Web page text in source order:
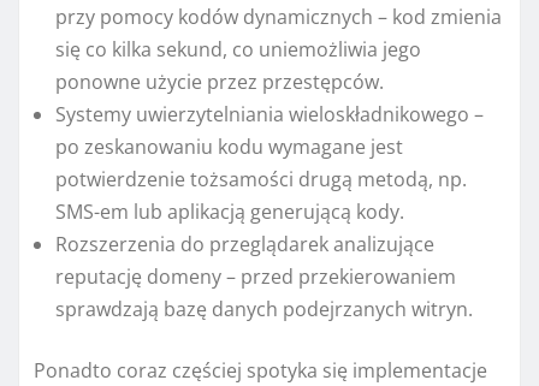
przy pomocy kodów dynamicznych – kod zmienia
się co kilka sekund, co uniemożliwia jego
ponowne użycie przez przestępców.
Systemy uwierzytelniania wieloskładnikowego –
po zeskanowaniu kodu wymagane jest
potwierdzenie tożsamości drugą metodą, np.
SMS-em lub aplikacją generującą kody.
Rozszerzenia do przeglądarek analizujące
reputację domeny – przed przekierowaniem
sprawdzają bazę danych podejrzanych witryn.
Ponadto coraz częściej spotyka się implementacje